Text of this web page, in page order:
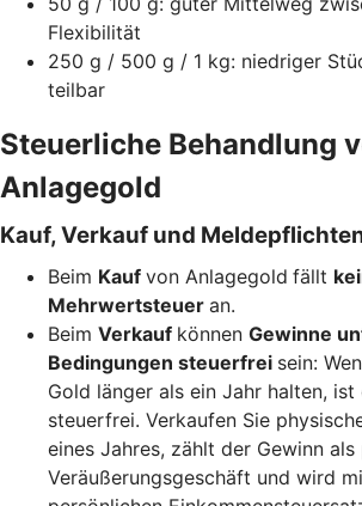
Flexibilität
250 g / 500 g / 1 kg: niedriger
teilbar
Steuerliche Behandlung
Anlagegold
Kauf, Verkauf und
Beim Kauf von Anlagegold fällt
Mehrwertsteuer an.
Beim Verkauf können Gewinne
Bedingungen steuerfrei sein:
Gold länger als ein Jahr halten, ist
steuerfrei. Verkaufen Sie
eines Jahres, zählt der Gewinn
Veräußerungsgeschäft und wird